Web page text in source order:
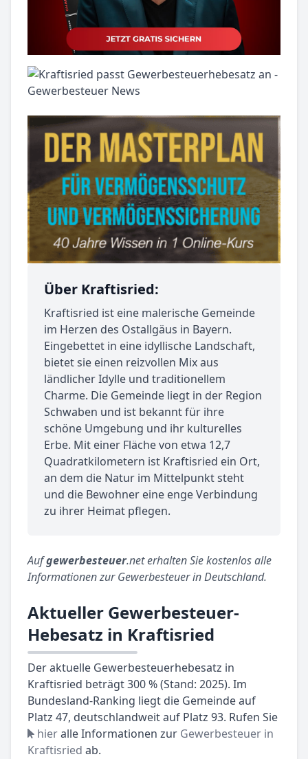
Über Kraftisried:
Kraftisried ist eine malerische Gemeinde
im Herzen des Ostallgäus in Bayern.
Eingebettet in eine idyllische Landschaft,
bietet sie einen reizvollen Mix aus
ländlicher Idylle und traditionellem
Charme. Die Gemeinde liegt in der Region
Schwaben und ist bekannt für ihre
schöne Umgebung und ihr kulturelles
Erbe. Mit einer Fläche von etwa 12,7
Quadratkilometern ist Kraftisried ein Ort,
an dem die Natur im Mittelpunkt steht
und die Bewohner eine enge Verbindung
zu ihrer Heimat pflegen.
Aufgewerbesteuer.net erhalten Sie kostenlos alle
Informationen zur Gewerbesteuer in Deutschland.
Aktueller Gewerbesteuer-
Hebesatz in Kraftisried
Der aktuelle Gewerbesteuerhebesatz in
Kraftisried beträgt 300 % (Stand: 2025). Im
Bundesland-Ranking liegt die Gemeinde auf
Platz 47, deutschlandweit auf Platz 93. Rufen Sie
hieralle Informationen zur Gewerbesteuer in
Kraftisried ab.